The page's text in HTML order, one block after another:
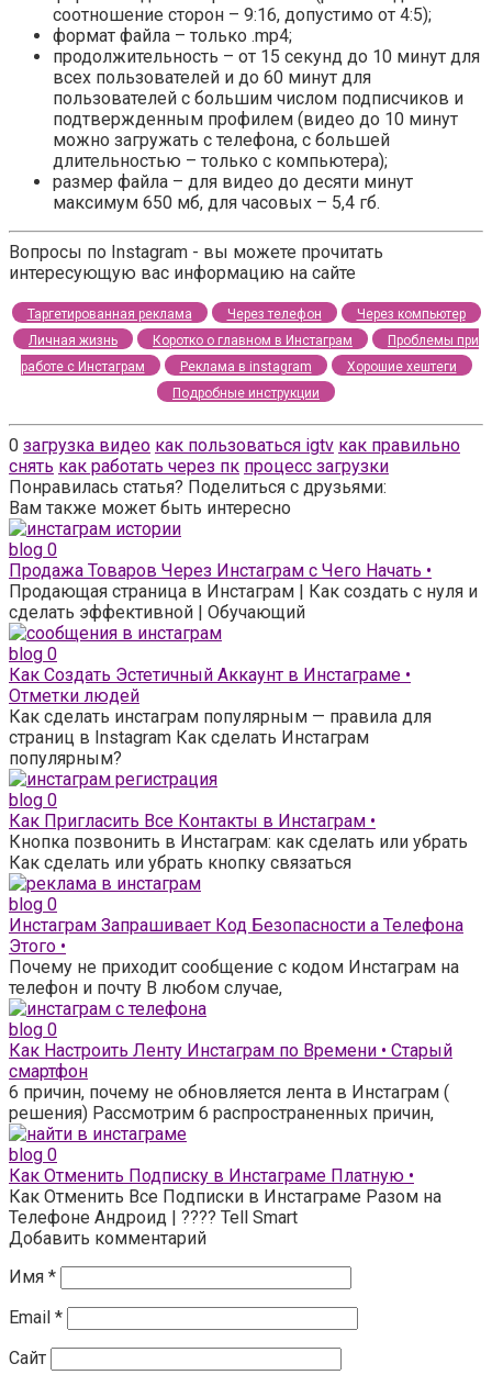
соотношение сторон – 9:16, допустимо от 4:5);
формат файла – только .mp4;
продолжительность – от 15 секунд до 10 минут для
всех пользователей и до 60 минут для
пользователей с большим числом подписчиков и
подтвержденным профилем (видео до 10 минут
можно загружать с телефона, с большей
длительностью – только с компьютера);
размер файла – для видео до десяти минут
максимум 650 мб, для часовых – 5,4 гб.
Вопросы по Instagram - вы можете прочитать
интересующую вас информацию на сайте
Таргетированная реклама Через телефон
Через компьютер
Личная жизнь
Коротко о главном в Инстаграм
Проблемы при
работе с Инстаграм
Реклама в instagram
Хорошие хештеги
Подробные инструкции
0 загрузка видео как пользоваться igtv как правильно
снять как работать через пк процесс загрузки
Понравилась статья? Поделиться с друзьями:
Вам также может быть интересно
blog 0
Продажа Товаров Через Инстаграм с Чего Начать •
Продающая страница в Инстаграм | Как создать с нуля и
сделать эффективной | Обучающий
blog 0
Как Создать Эстетичный Аккаунт в Инстаграме •
Отметки людей
Как сделать инстаграм популярным — правила для
страниц в Instagram Как сделать Инстаграм
популярным?
blog 0
Как Пригласить Все Контакты в Инстаграм •
Кнопка позвонить в Инстаграм: как сделать или убрать
Как сделать или убрать кнопку связаться
blog 0
Инстаграм Запрашивает Код Безопасности а Телефона
Этого •
Почему не приходит сообщение с кодом Инстаграм на
телефон и почту В любом случае,
blog 0
Как Настроить Ленту Инстаграм по Времени • Старый
смартфон
6 причин, почему не обновляется лента в Инстаграм (
решения) Рассмотрим 6 распространенных причин,
blog 0
Как Отменить Подписку в Инстаграме Платную •
Как Отменить Все Подписки в Инстаграме Разом на
Телефоне Андроид | ???? Tell Smart
Добавить комментарий
Имя *
Email *
Сайт